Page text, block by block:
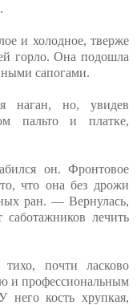
и холодное, тверже
горло. Она подошла
сапогами.
наган, но, увидев
пальто и платке,
он. Фронтовое
что она без дрожи
ран. — Вернулась,
саботажников лечить
почти ласково
и профессиональным
кость хрупкая,